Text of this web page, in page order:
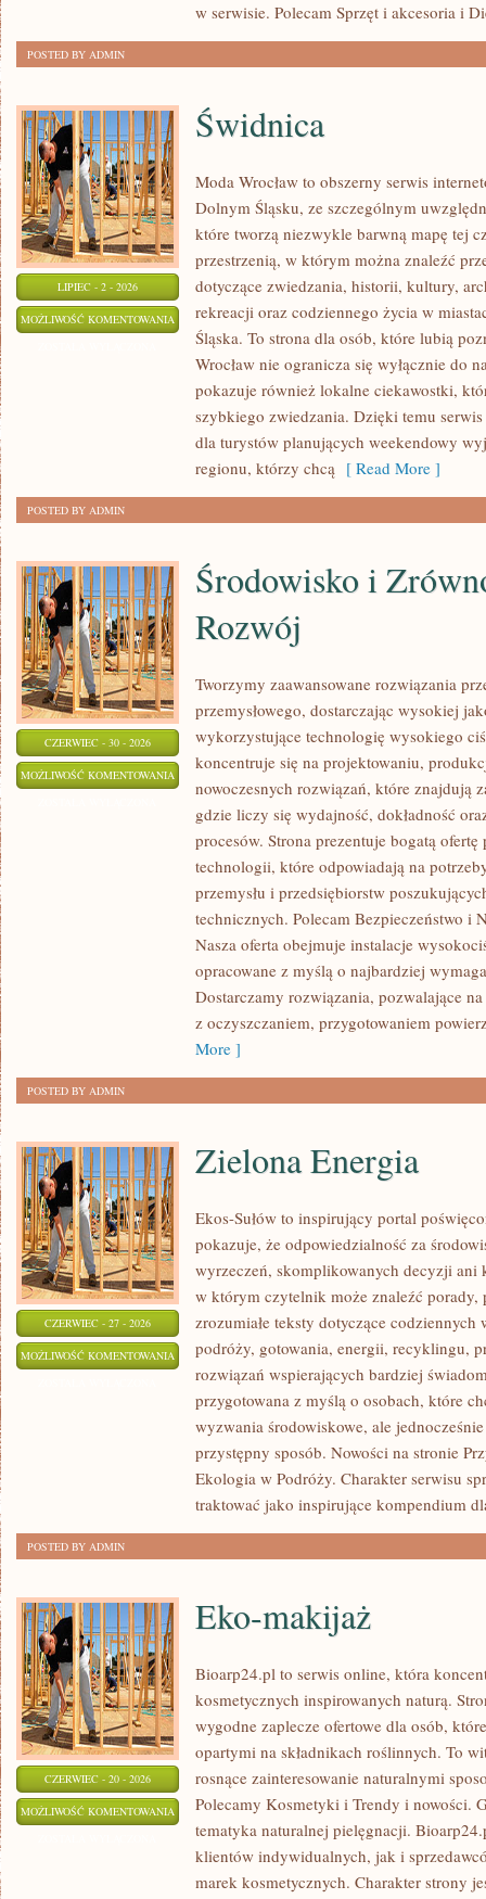
w serwisie. Polecam Sprzęt i akcesoria i
POSTED BY ADMIN
LIPIEC - 2 - 2026
MOŻLIWOŚĆ KOMENTOWANIA ŚWIDNICA
Świdnica
Moda Wrocław to obszerny serwis
Dolnym Śląsku, ze szczególnym
które tworzą niezwykle barwną mapę tej
przestrzenią, w którym można znaleźć
dotyczące zwiedzania, historii, kultury,
rekreacji oraz codziennego życia w
Śląska. To strona dla osób, które lubią
Wrocław nie ogranicza się wyłącznie do
pokazuje również lokalne ciekawostki,
szybkiego zwiedzania. Dzięki temu
dla turystów planujących weekendowy
regionu, którzy chcą [ Read More ]
POSTED BY ADMIN
CZERWIEC - 30 - 2026
MOŻLIWOŚĆ KOMENTOWANIA
ZRÓWNOWAŻONY
Środowisko i
Rozwój
Tworzymy zaawansowane rozwiązania
przemysłowego, dostarczając wysokiej
wykorzystujące technologię wysokiego
koncentruje się na projektowaniu,
nowoczesnych rozwiązań, które znajdują
gdzie liczy się wydajność, dokładność
procesów. Strona prezentuje bogatą ofertę
technologii, które odpowiadają na
przemysłu i przedsiębiorstw
technicznych. Polecam Bezpieczeństwo i
Nasza oferta obejmuje instalacje
opracowane z myślą o najbardziej
Dostarczamy rozwiązania, pozwalające
z oczyszczaniem, przygotowaniem
More ]
POSTED BY ADMIN
CZERWIEC - 27 - 2026
MOŻLIWOŚĆ KOMENTOWANIA ZIELONA
ENERGIA
Zielona Energia
Ekos-Sułów to inspirujący portal
pokazuje, że odpowiedzialność za
wyrzeczeń, skomplikowanych decyzji ani
w którym czytelnik może znaleźć porady,
zrozumiałe teksty dotyczące
podróży, gotowania, energii, recyklingu,
rozwiązań wspierających bardziej
przygotowana z myślą o osobach, które
wyzwania środowiskowe, ale
przystępny sposób. Nowości na stronie
Ekologia w Podróży. Charakter serwisu
traktować jako inspirujące kompendium
POSTED BY ADMIN
CZERWIEC - 20 - 2026
MOŻLIWOŚĆ KOMENTOWANIA EKO-
MAKIJAŻ
Eko-makijaż
Bioarp24.pl to serwis online, która
kosmetycznych inspirowanych naturą.
wygodne zaplecze ofertowe dla osób,
opartymi na składnikach roślinnych. To
rosnące zainteresowanie naturalnymi
Polecamy Kosmetyki i Trendy i nowości.
tematyka naturalnej pielęgnacji.
klientów indywidualnych, jak i
marek kosmetycznych. Charakter strony